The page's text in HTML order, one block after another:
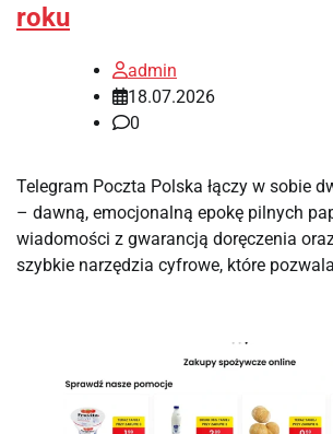
roku
admin
18.07.2026
0
Telegram Poczta Polska łączy w sobie
– dawną, emocjonalną epokę pilnych
wiadomości z gwarancją doręczenia
szybkie narzędzia cyfrowe, które